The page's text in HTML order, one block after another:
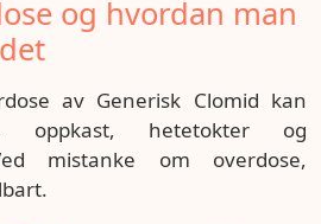
og hvordan man
av Generisk Clomid kan
oppkast, hetetokter og
mistanke om overdose,